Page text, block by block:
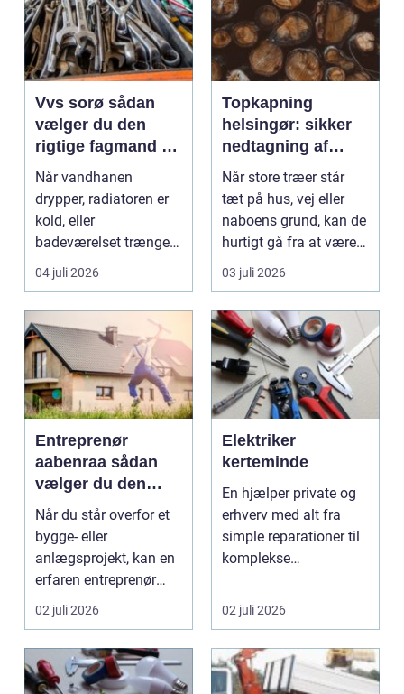
Vvs sorø sådan
vælger du den
rigtige fagmand til
vand, varme og
energi
Når vandhanen
drypper, radiatoren er
kold, eller
badeværelset trænger
til en gennemgribende
renoveri...
04 juli 2026
Topkapning
helsingør: sikker
nedtagning af
store og
besværlige træer
Når store træer står
tæt på hus, vej eller
naboens grund, kan de
hurtigt gå fra at være
smukke til a...
03 juli 2026
Entreprenør
aabenraa sådan
vælger du den
rette til dit projekt
Når du står overfor et
bygge- eller
anlægsprojekt, kan en
erfaren entreprenør
Aabenraa være
forskell...
02 juli 2026
Elektriker
kerteminde
En hjælper private og
erhverv med alt fra
simple reparationer til
komplekse
02 juli 2026